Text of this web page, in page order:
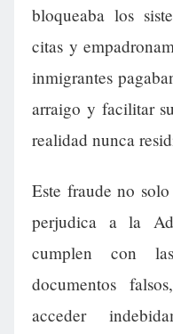
bloqueaba los
citas y
inmigrantes
arraigo y facilitar
realidad nunca
Este fraude no
perjudica a la
cumplen con
documentos
acceder